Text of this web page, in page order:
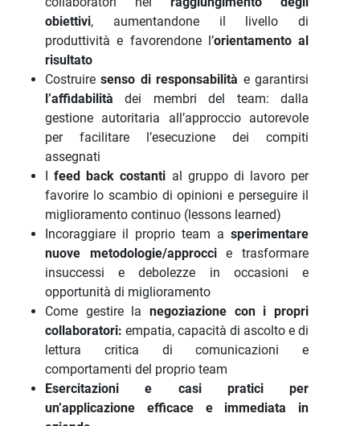
obiettivi, aumentandone il livello di
produttività e favorendone l’orientamento al
risultato
Costruiresenso di responsabilità e garantirsi
l’affidabilità dei membri del team: dalla
gestione autoritaria all’approccio autorevole
per facilitare l’esecuzione dei compiti
assegnati
Ifeed back costanti al gruppo di lavoro per
favorire lo scambio di opinioni e perseguire il
miglioramento continuo (lessons learned)
Incoraggiare il proprio team a sperimentare
nuove metodologie/approccie trasformare
insuccessi e debolezze in occasioni e
opportunità di miglioramento
Come gestire la negoziazione con i propri
collaboratori: empatia, capacità di ascolto e di
lettura critica di comunicazioni e
comportamenti del proprio team
Esercitazioni e casi pratici per
un’applicazione efficace e immediata in